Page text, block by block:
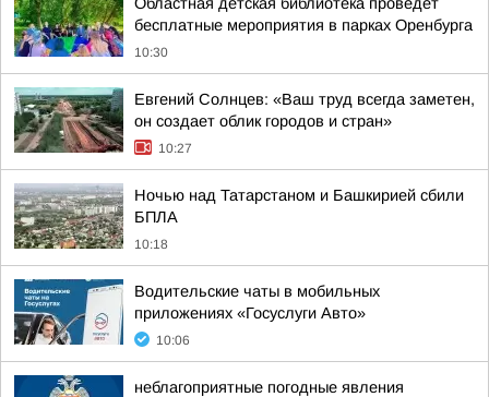
бесплатные мероприятия в парках Оренбурга
10:30
Евгений Солнцев: «Ваш труд всегда заметен,
он создает облик городов и стран»
10:27
Ночью над Татарстаном и Башкирией сбили
БПЛА
10:18
Водительские чаты в мобильных
приложениях «Госуслуги Авто»
10:06
неблагоприятные погодные явления